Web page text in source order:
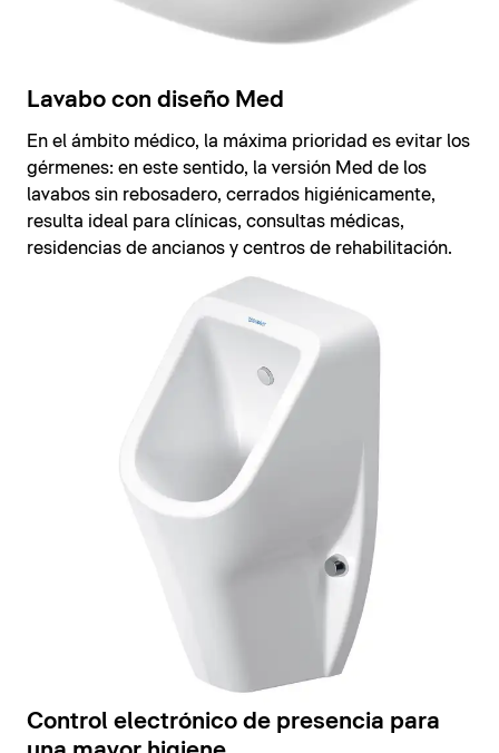
Lavabo con diseño Med
En el ámbito médico, la máxima prioridad es evitar los
gérmenes: en este sentido, la versión Med de los
lavabos sin rebosadero, cerrados higiénicamente,
resulta ideal para clínicas, consultas médicas,
residencias de ancianos y centros de rehabilitación.
Control electrónico de presencia para